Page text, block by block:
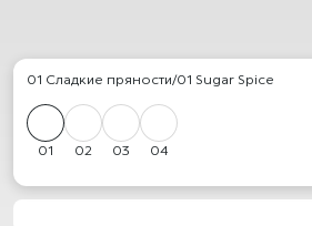
01 Сладкие пряности/01 Sugar Spice
01 02 03 04